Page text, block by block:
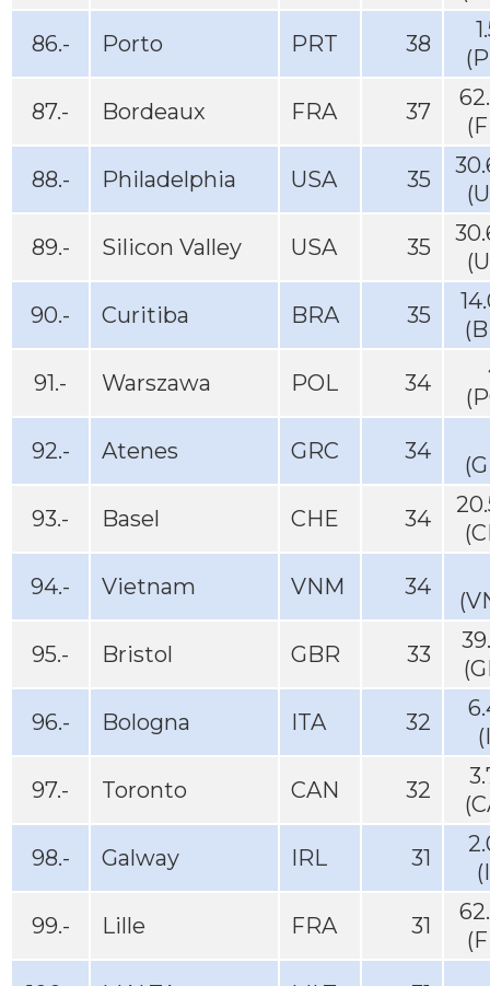
86.- Porto PRT 38
87.- Bordeaux FRA 37
88.- Philadelphia USA 35
89.- Silicon Valley USA 35
90.- Curitiba BRA 35
91.- Warszawa POL 34
92.- Atenes GRC 34
93.- Basel CHE 34
94.- Vietnam VNM 34
95.- Bristol GBR 33
96.- Bologna ITA 32
97.- Toronto CAN 32
98.- Galway IRL 31
99.- Lille FRA 31